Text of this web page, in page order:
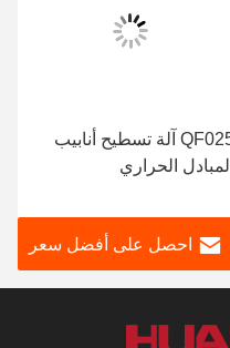
QF025 آلة تسطيح أنابيب
المبادل الحراري
احصل على أفضل سعر